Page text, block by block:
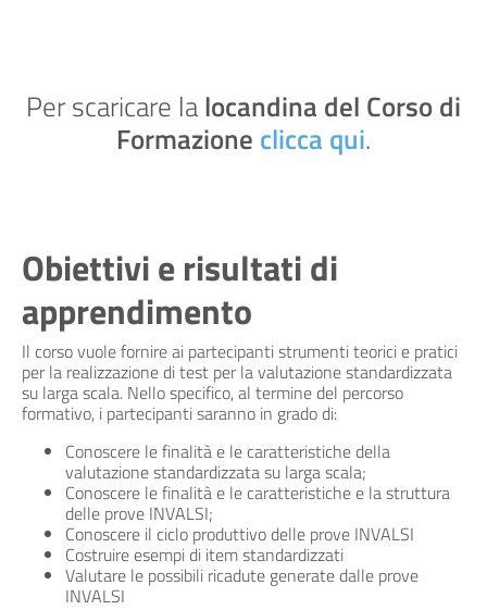
Per scaricare lalocandina del Corso di
Formazione clicca qui.
Obiettivi e risultati di
apprendimento
Il corso vuole fornire ai partecipanti strumenti teorici e pratici
per la realizzazione di test per la valutazione standardizzata
su larga scala. Nello specifico, al termine del percorso
formativo, i partecipanti saranno in grado di:
Conoscere le finalità e le caratteristiche della
valutazione standardizzata su larga scala;
Conoscere le finalità e le caratteristiche e la struttura
delle prove INVALSI;
Conoscere il ciclo produttivo delle prove INVALSI
Costruire esempi di item standardizzati
Valutare le possibili ricadute generate dalle prove
INVALSI